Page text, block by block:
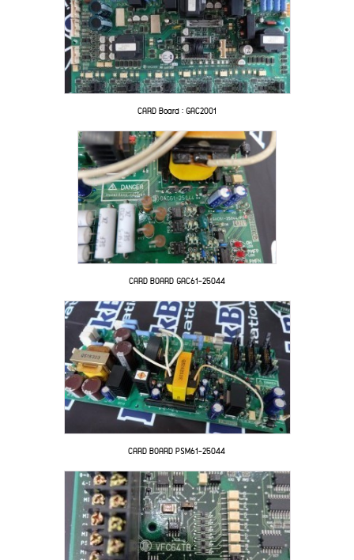
CARD Board : GAC2001
CARD BOARD GAC61-25044
CARD BOARD PSM61-25044